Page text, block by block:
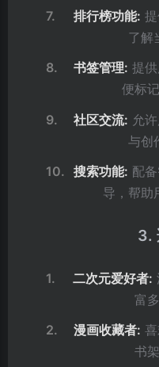
排行榜功能:
了解
书签管理: 提
便标
社区交流: 允
与创
搜索功能: 配
导，帮助
3.
二次元爱好者:
富
漫画收藏者:
书